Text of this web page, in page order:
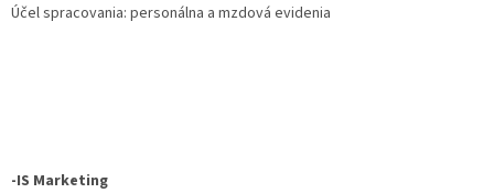
Účel spracovania: personálna a mzdová evidenia
-IS Marketing